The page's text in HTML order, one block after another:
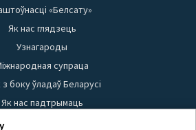
«Белсату»
Як нас глядзець
Узнагароды
супраца
з боку ўладаў Беларусі
Як нас падтрымаць
выкарыстання матэрыялаў